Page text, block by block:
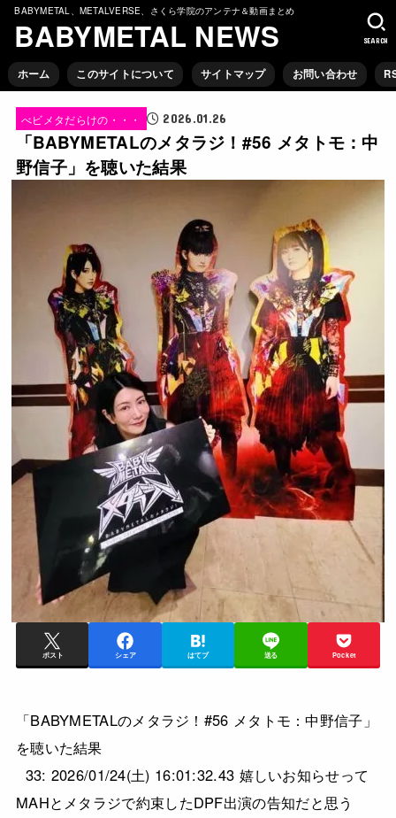
BABYMETAL、METALVERSE、さくら学院のアンテナ＆動画まとめ
BABYMETAL NEWS
ホーム このサイトについて サイトマップ お問い合わせ
SEARCH
べビメタだらけの・・・ 2026.01.26
「BABYMETALのメタラジ！#56 メタトモ：中
野信子」を聴いた結果
ポスト シェア はてブ 送る Pocket
「BABYMETALのメタラジ！#56 メタトモ：中野信子」
を聴いた結果
33: 2026/01/24(土) 16:01:32.43 嬉しいお知らせって
MAHとメタラジで約束したDPF出演の告知だと思う